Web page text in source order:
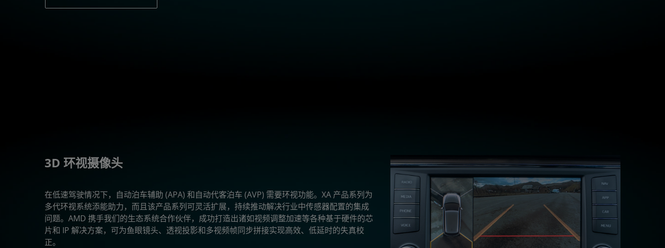
3D 环视摄像头
在低速驾驶情况下，自动泊车辅助 (APA) 和自动代客泊车 (AVP) 需要环视功能。XA 产品系列为
多代环视系统添能助力，而且该产品系列可灵活扩展，持续推动解决行业中传感器配置的集成
问题。AMD 携手我们的生态系统合作伙伴，成功打造出诸如视频调整加速等各种基于硬件的芯
片和 IP 解决方案，可为鱼眼镜头、透视投影和多视频帧同步拼接实现高效、低延时的失真校
正。